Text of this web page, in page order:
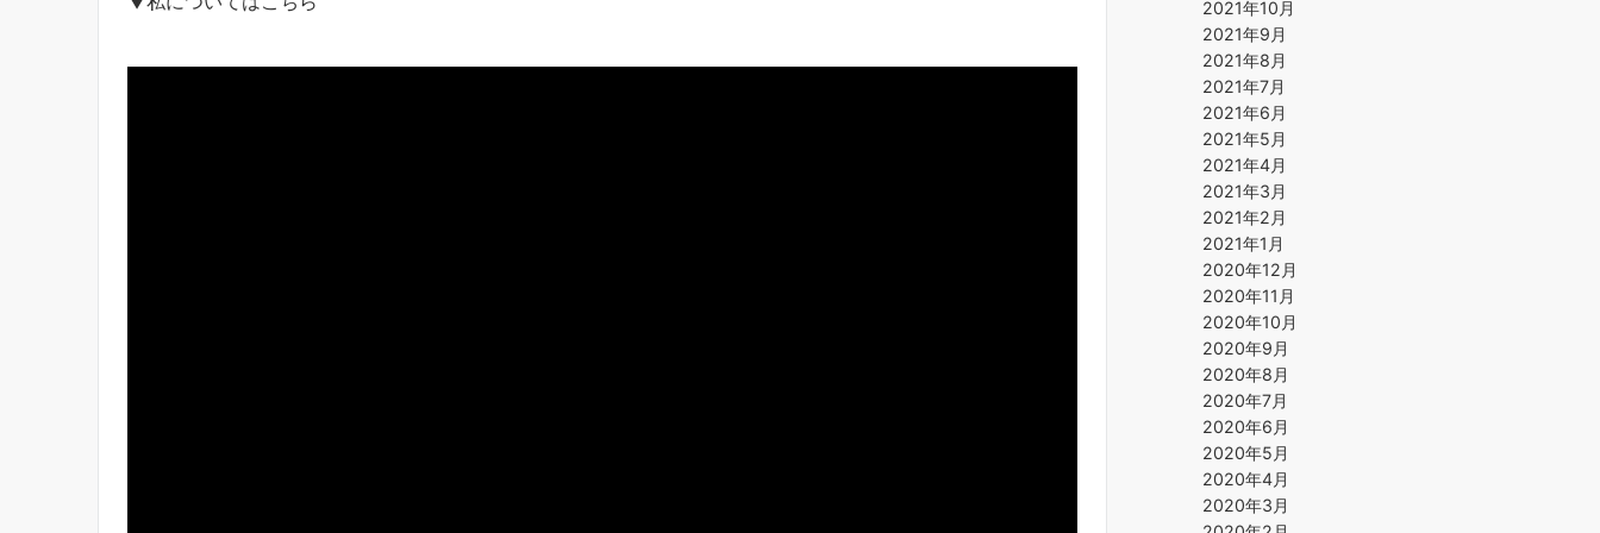
2021年10月
2021年9月
2021年8月
2021年7月
2021年6月
2021年5月
2021年4月
2021年3月
2021年2月
2021年1月
2020年12月
2020年11月
2020年10月
2020年9月
2020年8月
2020年7月
2020年6月
2020年5月
2020年4月
2020年3月